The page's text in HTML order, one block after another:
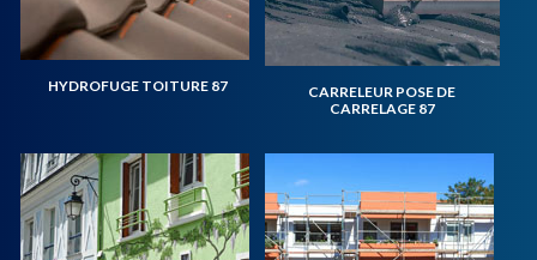
HYDROFUGE TOITURE 87
CARRELEUR POSE DE
CARRELAGE 87